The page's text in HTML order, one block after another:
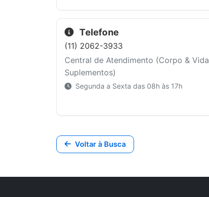
Telefone
(11) 2062-3933
Central de Atendimento (Corpo & Vida
Suplementos)
Segunda a Sexta das 08h às 17h
Voltar à Busca